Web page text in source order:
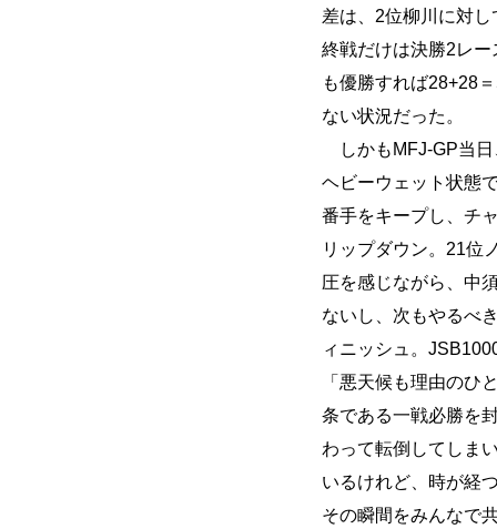
差は、2位柳川に対
終戦だけは決勝2レ
も優勝すれば28+28
ない状況だった。
しかもMFJ-GP当日
ヘビーウェット状態
番手をキープし、チ
リップダウン。21位
圧を感じながら、中
ないし、次もやるべ
ィニッシュ。
「悪天候も理由のひ
条である一戦必勝を
わって転倒してしま
いるけれど、時が経
その瞬間をみんなで